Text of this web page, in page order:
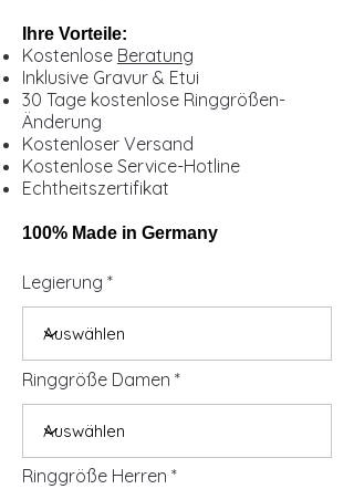
Ihre Vorteile:
Kostenlose Beratung
Inklusive Gravur & Etui
30 Tage kostenlose Ringgrößen-
Änderung
Kostenloser Versand
Kostenlose Service-Hotline
Echtheitszertifikat
100% Made in Germany
Legierung
Ringgröße Damen
Ringgröße Herren